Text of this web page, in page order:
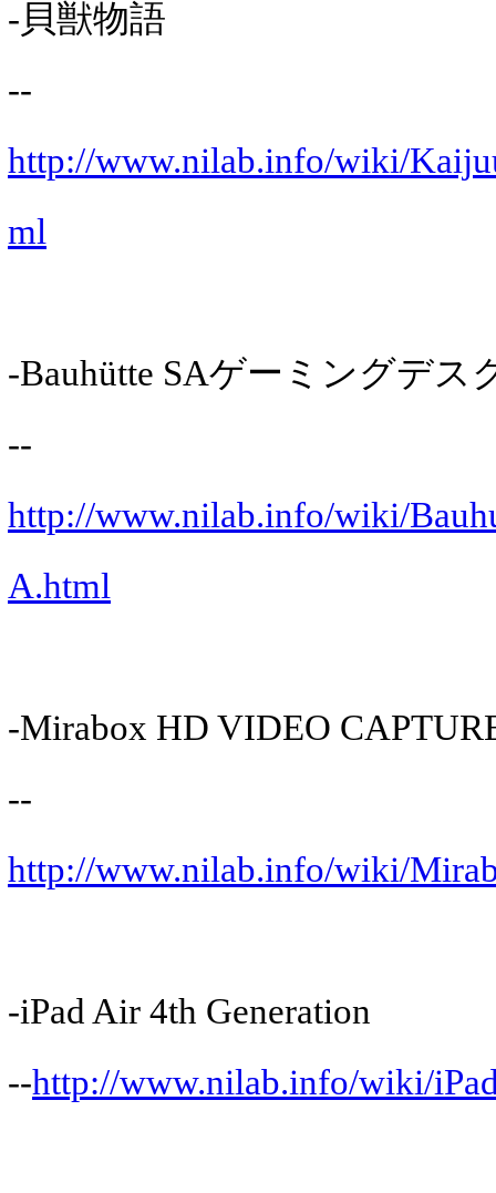
-貝獣物語
--
http://www.nilab.info/wiki/
ml
-Bauhütte SAゲーミングデス
--
http://www.nilab.info/wiki/
A.html
-Mirabox HD VIDEO
--
http://www.nilab.info/wiki/
-iPad Air 4th Generation
--http://www.nilab.info/wiki/